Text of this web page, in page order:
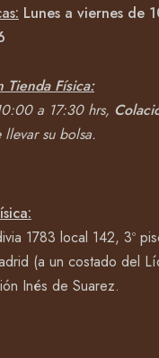
Lunes a viernes de
Tienda Física:
a 17:30 hrs,
llevar su bolsa.
1783 local 142, 3º
(a un costado del
Inés de Suarez.